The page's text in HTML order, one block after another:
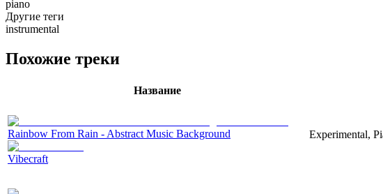
piano
Другие теги
instrumental
Похожие треки
Название
Rainbow From Rain - Abstract Music Background
Vibecraft
Experimental,